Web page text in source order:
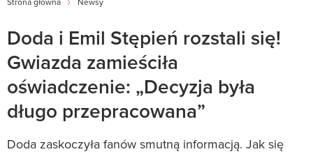
Doda i Emil Stępień rozstali się!
Gwiazda zamieściła
oświadczenie: „Decyzja była
długo przepracowana”
Doda zaskoczyła fanów smutną informacją. Jak się